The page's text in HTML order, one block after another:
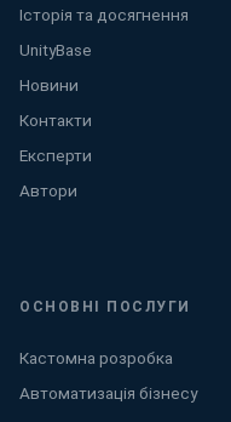
Історія та досягнення
UnityBase
Новини
Контакти
Експерти
Автори
ОСНОВНІ ПОСЛУГИ
Кастомна розробка
Автоматизація бізнесу